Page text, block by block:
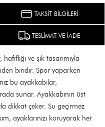
TAKSİT BİLGİLERİ
TESLİMAT VE İADE
ve şık tasarımıyla
biridir. Spor yaparken
bu ayakkabılar,
sunar. Ayakkabının üst
dikkat çeker. Su geçirmez
ayaklarınızı koruyarak her